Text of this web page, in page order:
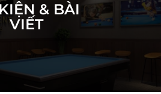
& BÀI
VIẾT